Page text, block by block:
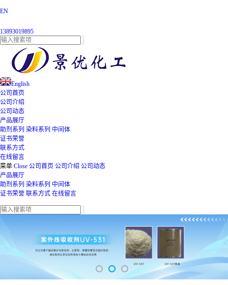
EN
13893019895
English
公司首页
公司介绍
公司动态
产品展厅
助剂系列 染料系列 中间体
证书荣誉
联系方式
在线留言
菜单 Close 公司首页 公司介绍 公司动态
产品展厅
助剂系列 染料系列 中间体
证书荣誉 联系方式 在线留言